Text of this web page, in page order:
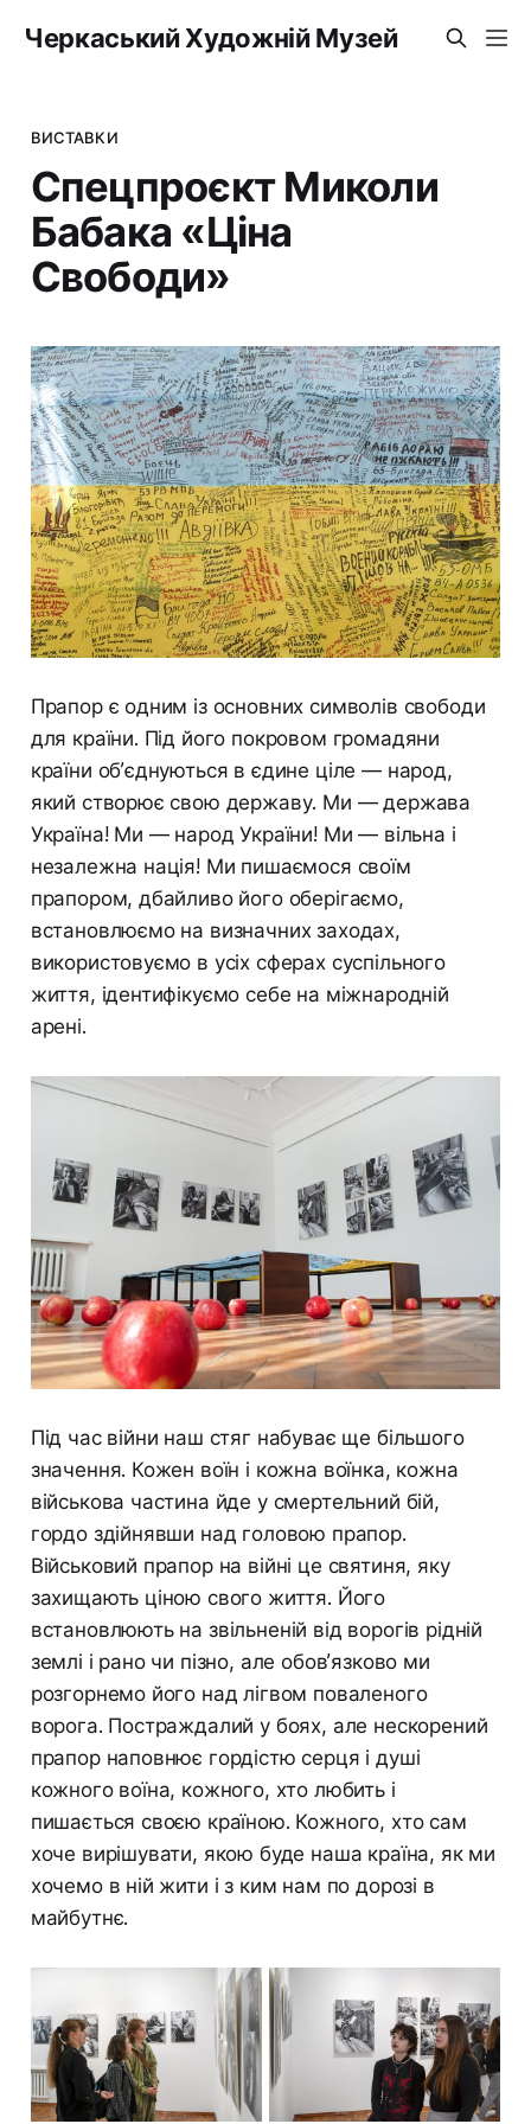
Черкаський Художній Музей
ВИСТАВКИ
Спецпроєкт Миколи
Бабака «Ціна
Свободи»
Прапор є одним із основних символів свободи
для країни. Під його покровом громадяни
країни об’єднуються в єдине ціле — народ,
який створює свою державу. Ми — держава
Україна! Ми — народ України! Ми — вільна і
незалежна нація! Ми пишаємося своїм
прапором, дбайливо його оберігаємо,
встановлюємо на визначних заходах,
використовуємо в усіх сферах суспільного
життя, ідентифікуємо себе на міжнародній
арені.
Під час війни наш стяг набуває ще більшого
значення. Кожен воїн і кожна воїнка, кожна
військова частина йде у смертельний бій,
гордо здійнявши над головою прапор.
Військовий прапор на війні це святиня, яку
захищають ціною свого життя. Його
встановлюють на звільненій від ворогів рідній
землі і рано чи пізно, але обов’язково ми
розгорнемо його над лігвом поваленого
ворога. Постраждалий у боях, але нескорений
прапор наповнює гордістю серця і душі
кожного воїна, кожного, хто любить і
пишається своєю країною. Кожного, хто сам
хоче вирішувати, якою буде наша країна, як ми
хочемо в ній жити і з ким нам по дорозі в
майбутнє.